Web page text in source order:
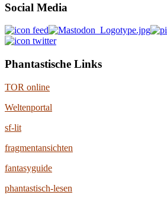
Social Media
Phantastische Links
TOR online
Weltenportal
sf-lit
fragmentansichten
fantasyguide
phantastisch-lesen